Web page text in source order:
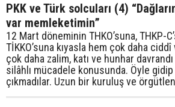
PKK ve Türk solcuları (4)
var memleketimin”
12 Mart döneminin THKO’suna, THKP-
TİKKO’suna kıyasla hem çok daha ciddî
çok daha zalim, katı ve hunhar
silâhlı mücadele konusunda. Öyle
çıkmadılar. Uzun bir kuruluş ve